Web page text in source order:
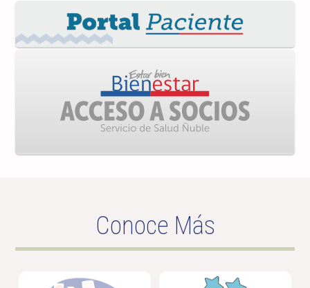
Conoce Más